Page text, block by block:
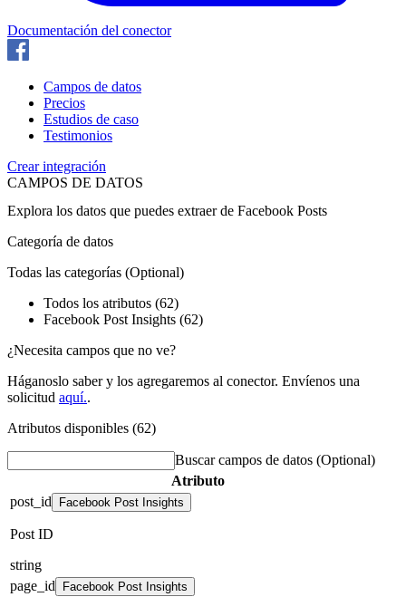
Documentación del conector
Campos de datos
Precios
Estudios de caso
Testimonios
Crear integración
CAMPOS DE DATOS
Explora los datos que puedes extraer de Facebook Posts
Categoría de datos
Todas las categorías (Optional)
Todos los atributos (62)
Facebook Post Insights (62)
¿Necesita campos que no ve?
Háganoslo saber y los agregaremos al conector. Envíenos una
solicitud aquí..
Atributos disponibles (62)
Buscar campos de datos (Optional)
Atributo
post_id
Facebook Post Insights
Post ID
string
page_id
Facebook Post Insights